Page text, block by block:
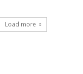
Load more